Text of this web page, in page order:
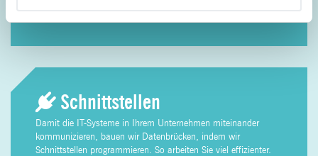
Schnitt­stellen
Damit die IT-Systeme in Ihrem Unternehmen miteinander
kommunizieren, bauen wir Datenbrücken, indem wir
Schnittstellen programmieren. So arbeiten Sie viel effizienter.